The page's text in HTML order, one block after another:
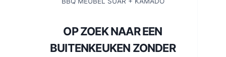
OP ZOEK NAAR EEN
BUITENKEUKEN ZONDER